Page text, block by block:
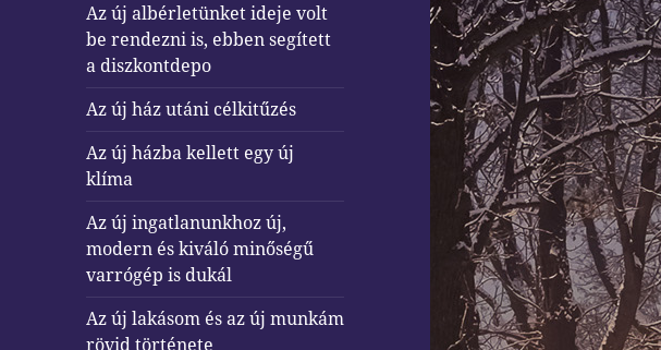
Az új albérletünket ideje volt
be rendezni is, ebben segített
a diszkontdepo
Az új ház utáni célkitűzés
Az új házba kellett egy új
klíma
Az új ingatlanunkhoz új,
modern és kiváló minőségű
varrógép is dukál
Az új lakásom és az új munkám
rövid története